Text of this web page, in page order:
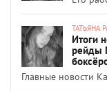
ТАТЬЯНА
Итоги
рейды
Главные новости